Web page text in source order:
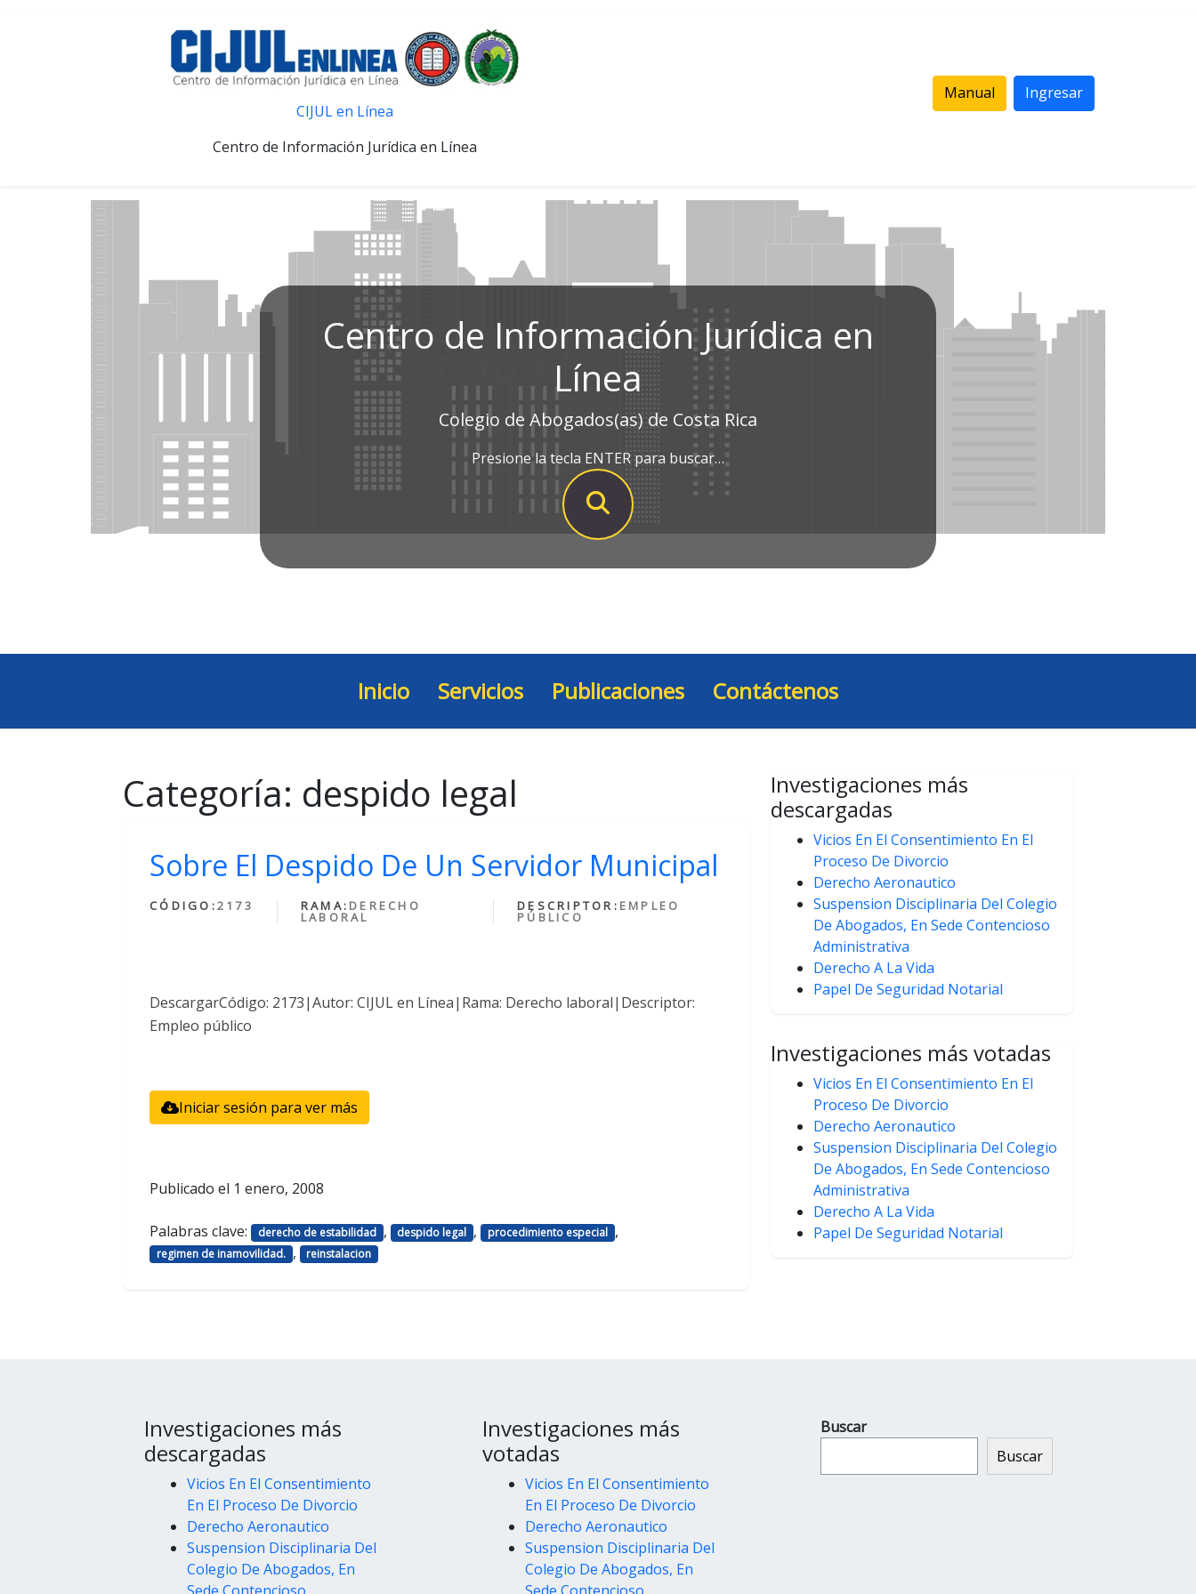
CIJUL en Línea
Centro de Información Jurídica en Línea
Manual Ingresar
Centro de Información Jurídica en
Línea
Colegio de Abogados(as) de Costa Rica
Presione la tecla ENTER para buscar…
Inicio Servicios Publicaciones Contáctenos
Categoría: despido legal
Sobre El Despido De Un Servidor Municipal
CÓDIGO:2173 RAMA: DERECHO
LABORAL
DESCRIPTOR: EMPLEO
PÚBLICO
DescargarCódigo: 2173|Autor: CIJUL en Línea|Rama: Derecho laboral|Descriptor:
Empleo público
Iniciar sesión para ver más
Publicado el 1 enero, 2008
Palabras clave: derecho de estabilidad , despido legal , procedimiento especial ,
regimen de inamovilidad. , reinstalacion
Investigaciones más
descargadas
Vicios En El Consentimiento En El
Proceso De Divorcio
Derecho Aeronautico
Suspension Disciplinaria Del Colegio
De Abogados, En Sede Contencioso
Administrativa
Derecho A La Vida
Papel De Seguridad Notarial
Investigaciones más votadas
Vicios En El Consentimiento En El
Proceso De Divorcio
Derecho Aeronautico
Suspension Disciplinaria Del Colegio
De Abogados, En Sede Contencioso
Administrativa
Derecho A La Vida
Papel De Seguridad Notarial
Investigaciones más
descargadas
Vicios En El Consentimiento
En El Proceso De Divorcio
Derecho Aeronautico
Suspension Disciplinaria Del
Colegio De Abogados, En
Investigaciones más
votadas
Vicios En El Consentimiento
En El Proceso De Divorcio
Derecho Aeronautico
Suspension Disciplinaria Del
Colegio De Abogados, En
Buscar
Buscar